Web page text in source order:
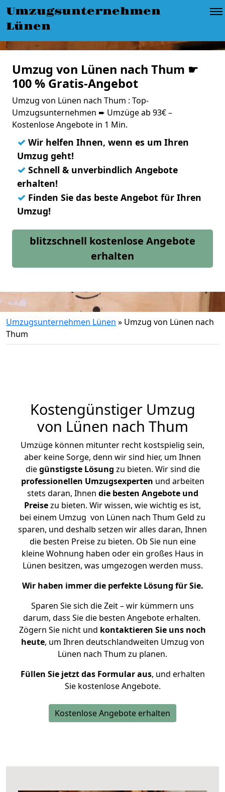
Umzugsunternehmen
Lünen
Umzug von Lünen nach Thum ☛
100 % Gratis-Angebot
Umzug von Lünen nach Thum : Top-
Umzugsunternehmen ➨ Umzüge ab 93€ –
Kostenlose Angebote in 1 Min.
✓ Wir helfen Ihnen, wenn es um Ihren
Umzug geht!
✓ Schnell & unverbindlich Angebote
erhalten!
✓ Finden Sie das beste Angebot für Ihren
Umzug!
blitzschnell kostenlose Angebote
erhalten
Umzugsunternehmen Lünen » Umzug von Lünen nach
Thum
Kostengünstiger Umzug
von Lünen nach Thum
Umzüge können mitunter recht kostspielig sein,
aber keine Sorge, denn wir sind hier, um Ihnen
diegünstigste Lösung zu bieten. Wir sind die
professionellen Umzugsexperten und arbeiten
stets daran, Ihnen die besten Angebote und
Preisezu bieten. Wir wissen, wie wichtig es ist,
bei einem Umzug von Lünen nach Thum Geld zu
sparen, und deshalb setzen wir alles daran, Ihnen
die besten Preise zu bieten. Ob Sie nun eine
kleine Wohnung haben oder ein großes Haus in
Lünen besitzen, was umgezogen werden muss.
Wir haben immer die perfekte Lösung für Sie.
Sparen Sie sich die Zeit – wir kümmern uns
darum, dass Sie die besten Angebote erhalten.
Zögern Sie nicht und kontaktieren Sie uns noch
heute, um Ihren deutschlandweiten Umzug von
Lünen nach Thum zu planen.
Füllen Sie jetzt das Formular aus, und erhalten
Sie kostenlose Angebote.
Kostenlose Angebote erhalten